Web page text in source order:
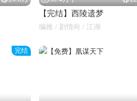
【完结】西陵遗梦
编推 / 剧情向 / 江湖
完结